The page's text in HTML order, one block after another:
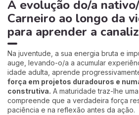
A evolução do/a
Carneiro ao longo da
para aprender a
Na juventude, a sua energia bruta e
auge, levando-o/a a acumular
idade adulta, aprende
força em projetos duradouros e
construtiva. A maturidade traz-lhe
compreende que a verdadeira força
paciência e na reflexão antes da ação.